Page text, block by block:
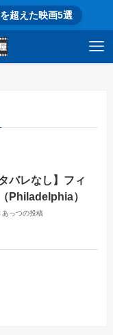
超えた映画5選
バレなし】フィ
Philadelphia）
あっつの投稿